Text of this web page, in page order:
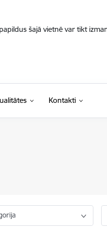
šajā vietnē var tikt
Kontakti